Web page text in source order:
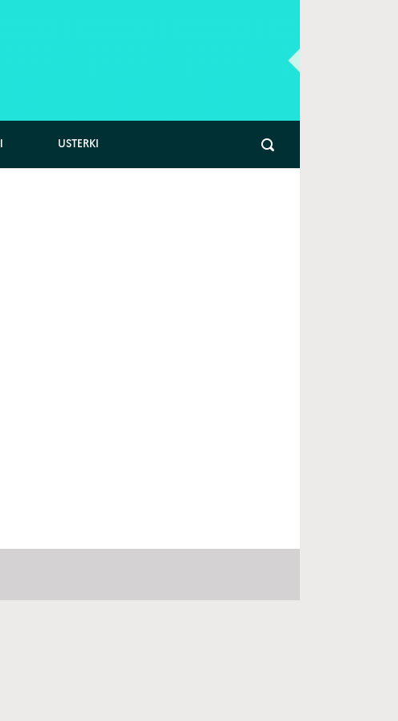
USTERKI